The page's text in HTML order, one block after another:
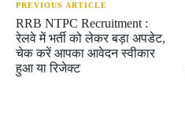
PREVIOUS ARTICLE
RRB NTPC Recruitment :
रेलवे में भर्ती को लेकर बड़ा अपडेट,
चेक करें आपका आवेदन स्वीकार
हुआ या रिजेक्ट